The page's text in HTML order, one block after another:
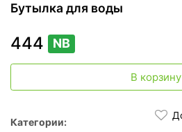
Бутылка для воды
444 NB
В корзину
Категории: